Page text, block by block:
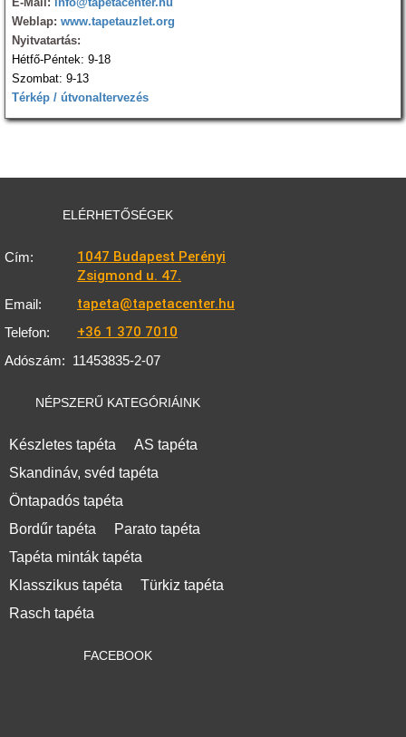
Weblap: www.tapetauzlet.org
Nyitvatartás:
Hétfő-Péntek: 9-18
Szombat: 9-13
Térkép / útvonaltervezés
ELÉRHETŐSÉGEK
Cím:
1047 Budapest Perényi
Zsigmond u. 47.
Email: tapeta@tapetacenter.hu
Telefon: +36 1 370 7010
Adószám: 11453835-2-07
NÉPSZERŰ KATEGÓRIÁINK
Készletes tapéta
AS tapéta
Skandináv, svéd tapéta
Öntapadós tapéta
Bordűr tapéta
Parato tapéta
Tapéta minták tapéta
Klasszikus tapéta
Türkiz tapéta
Rasch tapéta
FACEBOOK